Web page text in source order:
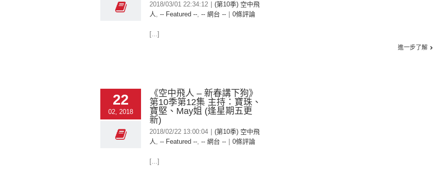
2018/03/01 22:34:12
(第10季) 空中飛
人, -- Featured --, -- 網台 -- 0條評論
[...]
進一步了解
22
02, 2018
《空中飛人 – 新春講下狗》
第10季第12集 主持：寶珠、
寶堅、May姐 (逢星期五更
新)
2018/02/22 13:00:04
(第10季) 空中飛
人, -- Featured --, -- 網台 -- 0條評論
[...]